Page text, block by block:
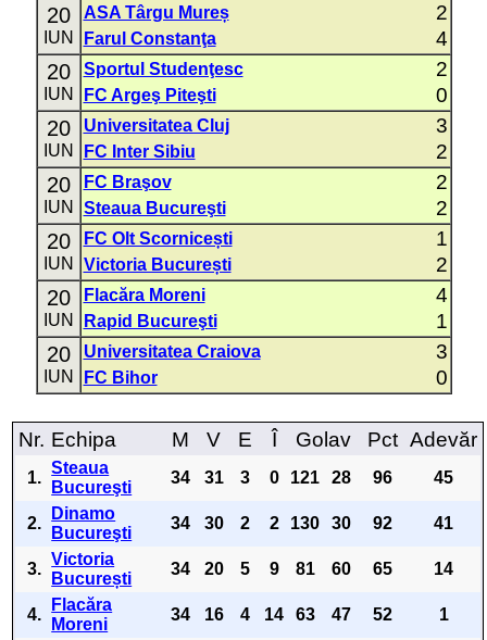
20
IUN
ASA Târgu Mureș 2
Farul Constanţa 4
20
IUN
Sportul Studenţesc 2
FC Argeş Piteşti 0
20
IUN
Universitatea Cluj 3
FC Inter Sibiu 2
20
IUN
FC Braşov 2
Steaua Bucureşti 2
20
IUN
FC Olt Scornicești 1
Victoria București 2
20
IUN
Flacăra Moreni 4
Rapid Bucureşti 1
20
IUN
Universitatea Craiova 3
FC Bihor 0
Nr. Echipa M V E Î Golav Pct Adevăr
1.
Steaua
Bucureşti
34 31 3 0 121 28 96 45
2.
Dinamo
Bucureşti
34 30 2 2 130 30 92 41
3.
Victoria
București
34 20 5 9 81 60 65 14
4.
Flacăra
Moreni
34 16 4 14 63 47 52 1